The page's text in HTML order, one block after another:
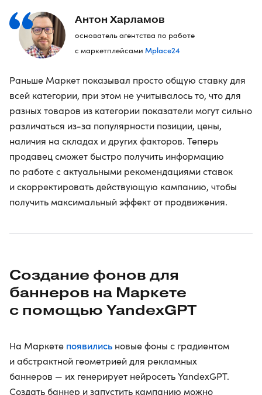
Антон Харламов
основатель агентства по работе
с маркетплейсами Mplace24
Раньше Маркет показывал просто общую ставку для
всей категории, при этом не учитывалось то, что для
разных товаров из категории показатели могут сильно
различаться из-за популярности позиции, цены,
наличия на складах и других факторов. Теперь
продавец сможет быстро получить информацию
по работе с актуальными рекомендациями ставок
и скорректировать действующую кампанию, чтобы
получить максимальный эффект от продвижения.
Создание фонов для
баннеров на Маркете
с помощью YandexGPT
На Маркете появились новые фоны с градиентом
и абстрактной геометрией для рекламных
баннеров — их генерирует нейросеть YandexGPT.
Создать баннер и запустить кампанию можно